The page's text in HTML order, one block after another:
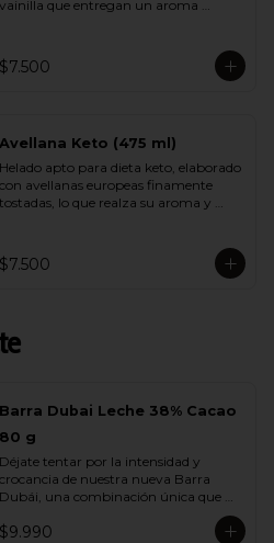
vainilla que entregan un aroma
buscan disfrutar de un helado liviano
sin renunciar al verdadero sabor de la
$7.500
Avellana Keto (475 ml)
Helado apto para dieta keto, elaborado
con avellanas europeas finamente
tostadas, lo que realza su aroma y
sorprendente. Ideal para quienes
cuidan su alimentación y quieren
$7.500
Barra Dubai Leche 38% Cacao
80 g
Déjate tentar por la intensidad y
crocancia de nuestra nueva Barra
Dubái, una combinación única que
fusiona lo mejor del chocolate europeo
con los sabores más exquisitos de
$9.990